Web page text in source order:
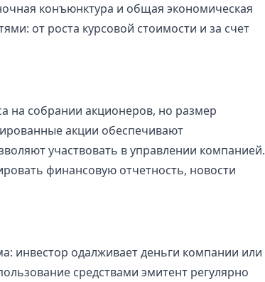
конъюнктура и общая экономическая
от роста курсовой стоимости и за счет
на собрании акционеров, но размер
акции обеспечивают
участвовать в управлении компанией.
финансовую отчетность, новости
инвестор одалживает деньги компании или
средствами эмитент регулярно